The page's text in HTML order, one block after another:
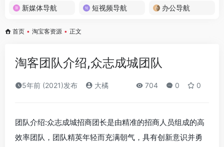
新媒体导航 短视频导航 办公导航
首页 • 淘宝客资源 • 正文
淘客团队介绍,众志成城团队
5年前 (2021)发布 大橘 704 0 0
团队介绍:众志成城招商团长是由精准的招商人员组成的高
效率团队，团队精英年轻而充满朝气，具有创新意识并勇